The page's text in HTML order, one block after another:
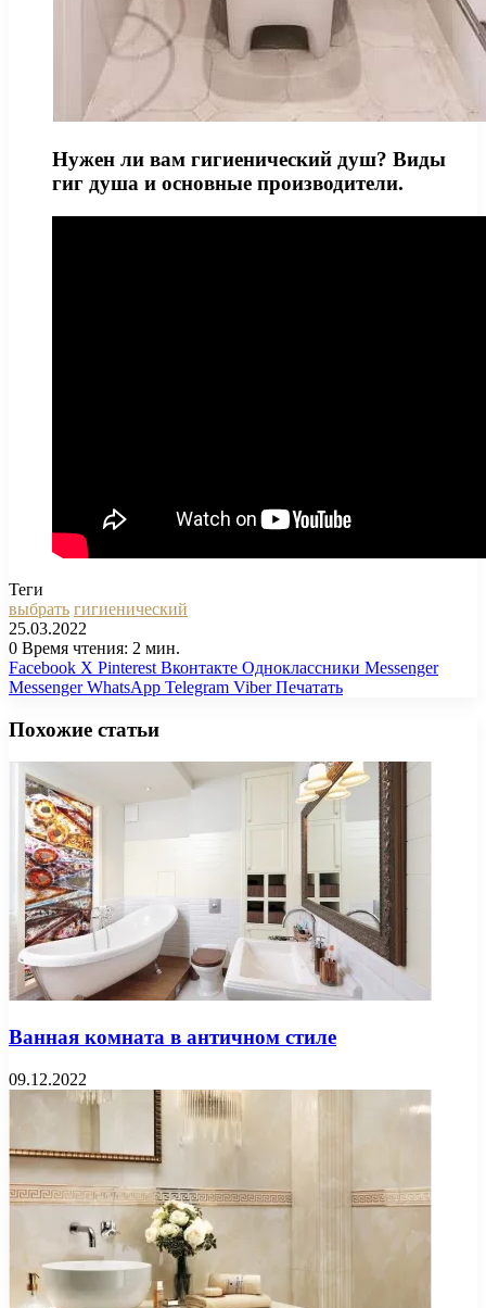
Нужен ли вам гигиенический душ? Виды
гиг душа и основные производители.
Теги
выбрать гигиенический
25.03.2022
0 Время чтения: 2 мин.
Facebook X Pinterest Вконтакте Одноклассники Messenger
Messenger WhatsApp Telegram Viber Печатать
Похожие статьи
Ванная комната в античном стиле
09.12.2022